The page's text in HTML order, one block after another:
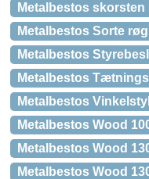
Metalbestos skorsten
Metalbestos Sorte
Metalbestos
Metalbestos
Metalbestos
Metalbestos Wood
Metalbestos Wood
Metalbestos Wood